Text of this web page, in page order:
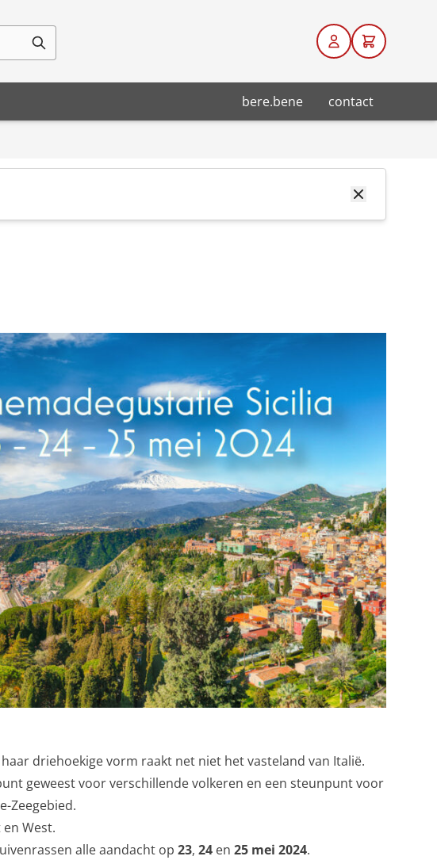
bere.bene contact
driehoekige vorm raakt net niet het vasteland van Italië.
geweest voor verschillende volkeren en een steunpunt voor
Zeegebied.
West.
alle aandacht op 23, 24 en 25 mei 2024.